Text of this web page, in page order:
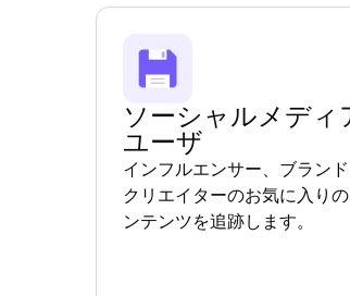
ソーシャルメディ
ユーザ
インフルエンサー、ブランド
クリエイターのお気に入りの
ンテンツを追跡します。